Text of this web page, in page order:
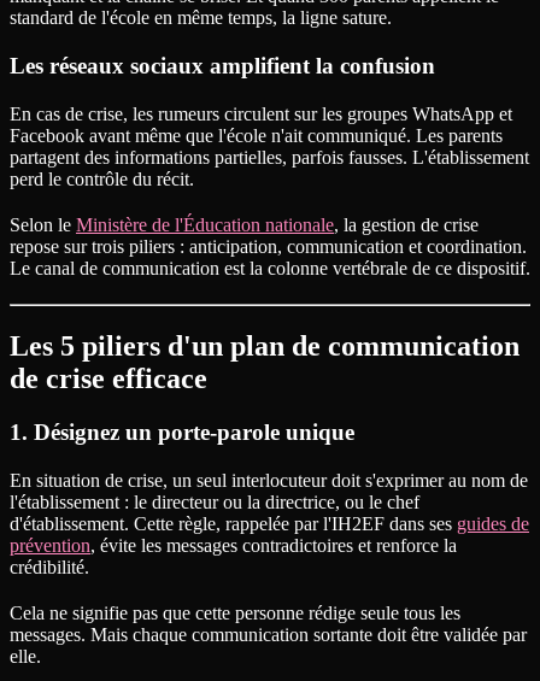
standard de l'école en même temps, la ligne sature.
Les réseaux sociaux amplifient la confusion
En cas de crise, les rumeurs circulent sur les groupes WhatsApp et
Facebook avant même que l'école n'ait communiqué. Les parents
partagent des informations partielles, parfois fausses. L'établissement
perd le contrôle du récit.
Selon le Ministère de l'Éducation nationale, la gestion de crise
repose sur trois piliers : anticipation, communication et coordination.
Le canal de communication est la colonne vertébrale de ce dispositif.
Les 5 piliers d'un plan de communication
de crise efficace
1. Désignez un porte-parole unique
En situation de crise, un seul interlocuteur doit s'exprimer au nom de
l'établissement : le directeur ou la directrice, ou le chef
d'établissement. Cette règle, rappelée par l'IH2EF dans ses guides de
prévention, évite les messages contradictoires et renforce la
crédibilité.
Cela ne signifie pas que cette personne rédige seule tous les
messages. Mais chaque communication sortante doit être validée par
elle.